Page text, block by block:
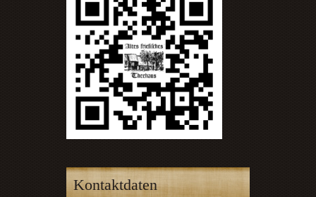
Kontaktdaten